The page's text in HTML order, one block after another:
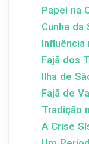
Papel na
Cunha da
Influência
Fajã dos
Ilha de
Fajã de
Tradição
A Crise